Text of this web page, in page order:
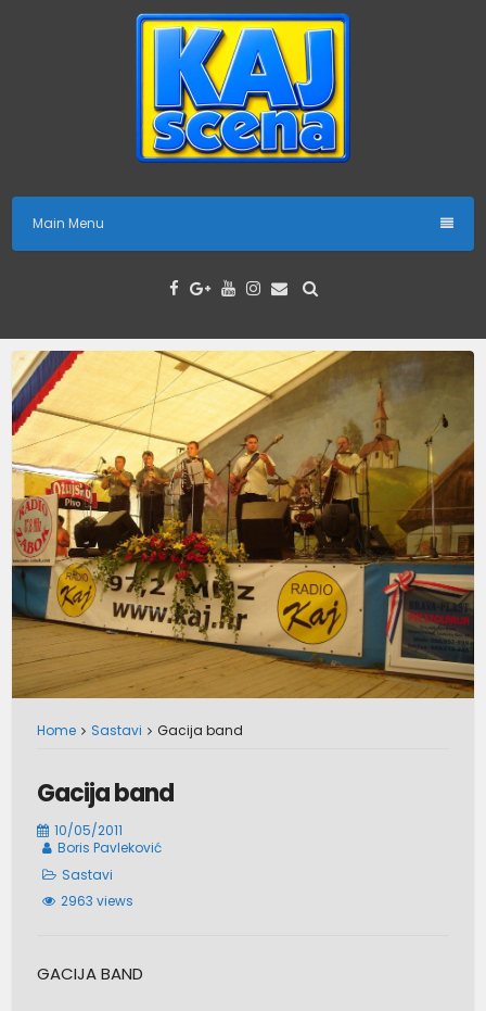
Main Menu
Home Sastavi Gacija band
Gacija band
10/05/2011
Boris Pavleković
Sastavi
2963 views
GACIJA BAND